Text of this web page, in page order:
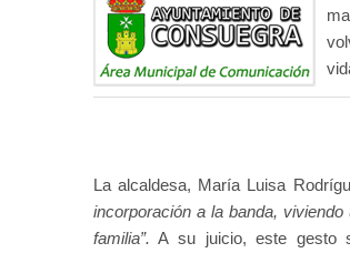
La alcaldesa, María Luisa
incorporación a la banda,
familia”. A su juicio, este gesto